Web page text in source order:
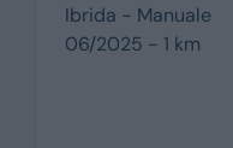
Ibrida - Manuale
06/2025 - 1 km